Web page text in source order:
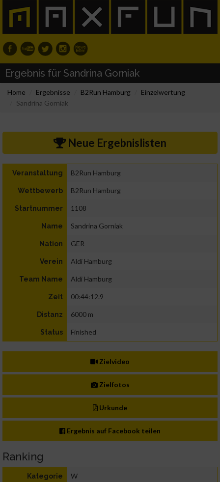
Ergebnis für Sandrina Gorniak
Home Ergebnisse B2Run Hamburg
Einzelwertung
Sandrina Gorniak
Neue Ergebnislisten
Veranstaltung B2Run Hamburg
Wettbewerb B2Run Hamburg
Startnummer 1108
Name Sandrina Gorniak
Nation GER
Verein Aldi Hamburg
Team Name Aldi Hamburg
Zeit 00:44:12.9
Distanz 6000 m
Status Finished
Zielvideo
Zielfotos
Urkunde
Ergebnis auf Facebook teilen
Ranking
Kategorie W